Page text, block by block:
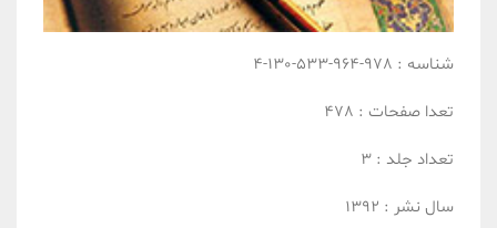
شناسه : 978-964-533-130-4
تعدا صفحات : 478
تعداد جلد : 3
سال نشر : 1392